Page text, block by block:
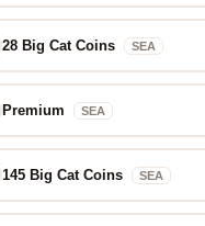
28 Big Cat Coins SEA
Premium SEA
145 Big Cat Coins SEA